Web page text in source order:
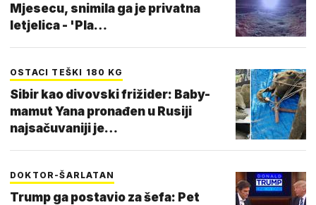
Mjesecu, snimila ga je privatna
letjelica - 'Pla…
OSTACI TEŠKI 180 KG
Sibir kao divovski frižider: Baby-
mamut Yana pronađen u Rusiji
najsačuvaniji je…
DOKTOR-ŠARLATAN
Trump ga postavio za šefa: Pet